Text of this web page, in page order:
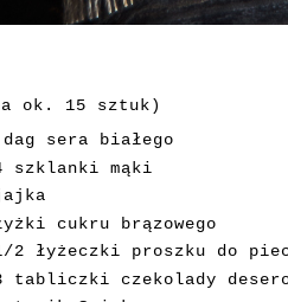
ok. 15 sztuk)
sera białego
szklanki mąki
cukru brązowego
2 łyżeczki proszku do
tabliczki czekolady